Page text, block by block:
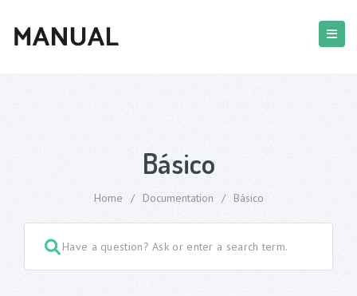
Básico
Home / Documentation / Básico